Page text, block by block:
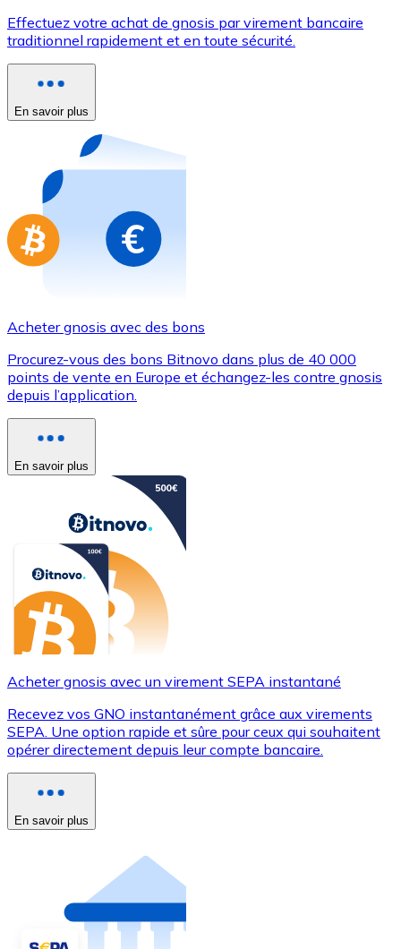
Utilisez les cartes Visa et Mastercard pour acheter
Acheter avec carte
Nouveau
Achetez des cartes-cadeaux de vos marques
Aller à la boutique de cartes-cadeaux
Effectuez votre achat de gnosis par virement bancaire
traditionnel rapidement et en toute sécurité.
En savoir plus
Acheter gnosis avec des bons
Procurez-vous des bons Bitnovo dans plus de 40 000
points de vente en Europe et échangez-les contre gnosis
depuis l’application.
En savoir plus
Acheter gnosis avec un virement SEPA instantané
Recevez vos GNO instantanément grâce aux virements
SEPA. Une option rapide et sûre pour ceux qui souhaitent
opérer directement depuis leur compte bancaire.
En savoir plus